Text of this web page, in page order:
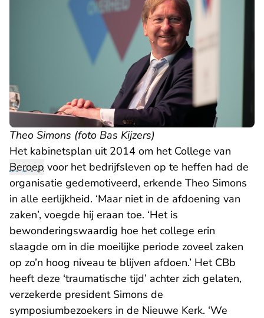
Theo Simons (foto Bas Kijzers)
Het kabinetsplan uit 2014 om het College van
Beroep voor het bedrijfsleven op te heffen had de
organisatie gedemotiveerd, erkende Theo Simons
in alle eerlijkheid. ‘Maar niet in de afdoening van
zaken’, voegde hij eraan toe. ‘Het is
bewonderingswaardig hoe het college erin
slaagde om in die moeilijke periode zoveel zaken
op zo’n hoog niveau te blijven afdoen.’ Het CBb
heeft deze ‘traumatische tijd’ achter zich gelaten,
verzekerde president Simons de
symposiumbezoekers in de Nieuwe Kerk. ‘We